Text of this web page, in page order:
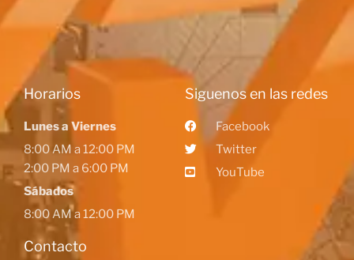
Horarios
Lunes a Viernes
8:00 AM a 12:00 PM
2:00 PM a 6:00 PM
Sábados
8:00 AM a 12:00 PM
Contacto
Siguenos en las redes
Facebook
Twitter
YouTube